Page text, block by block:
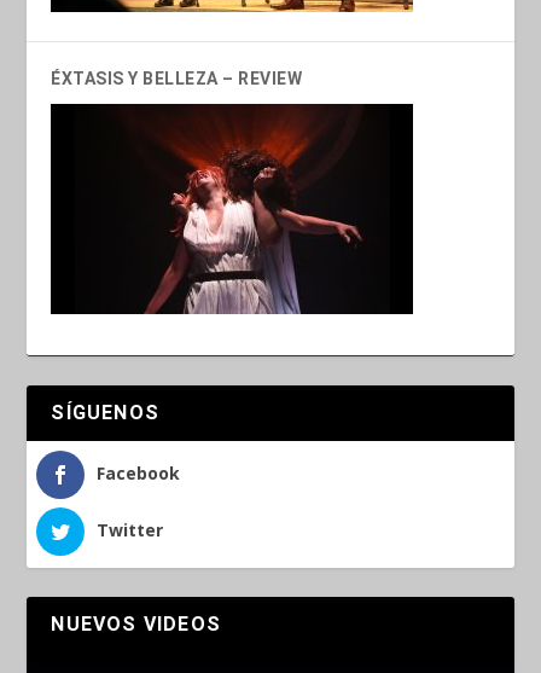
ÉXTASIS Y BELLEZA – REVIEW
SÍGUENOS
Facebook
Twitter
NUEVOS VIDEOS